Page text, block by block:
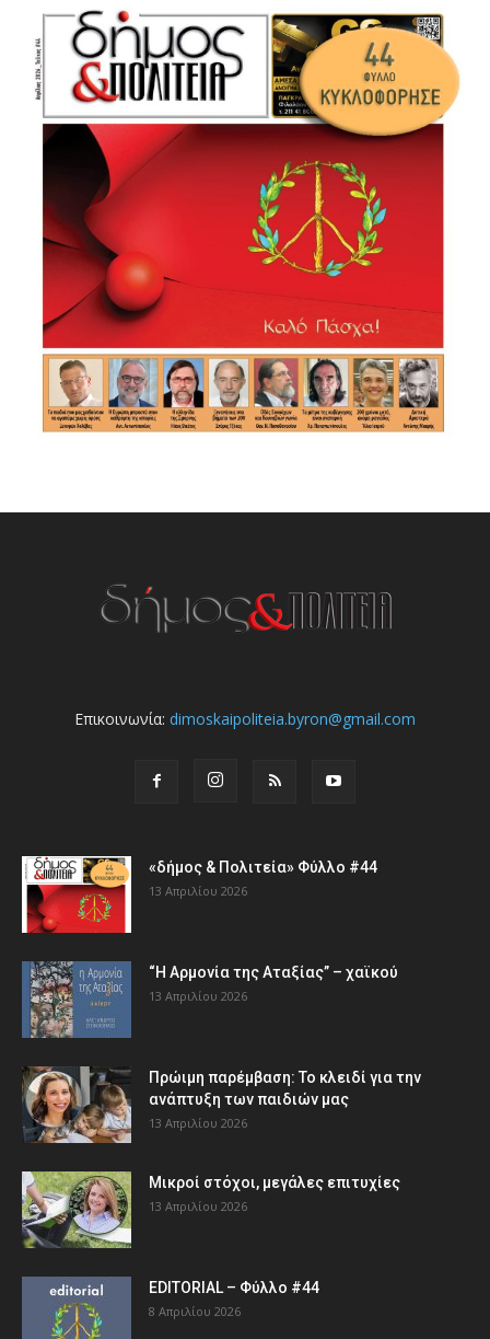
Επικοινωνία: dimoskaipoliteia.byron@gmail.com
«δήμος & Πολιτεία» Φύλλο #44
13 Απριλίου 2026
“Η Αρμονία της Αταξίας” – χαϊκού
13 Απριλίου 2026
Πρώιμη παρέμβαση: Το κλειδί για την
ανάπτυξη των παιδιών µας
13 Απριλίου 2026
Μικροί στόχοι, μεγάλες επιτυχίες
13 Απριλίου 2026
EDITORIAL – Φύλλο #44
8 Απριλίου 2026